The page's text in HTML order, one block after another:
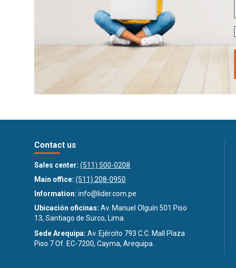
Contact us
Sales center: (511) 500-0208
Main office: (511) 208-0950
Information: info@lider.com.pe
Ubicación oficinas:Av. Manuel Olguín 501 Piso
13, Santiago de Surco, Lima.
Sede Arequipa: Av. Ejército 793 C.C. Mall Plaza
Piso 7 Of. EC-7200, Cayma, Arequipa.